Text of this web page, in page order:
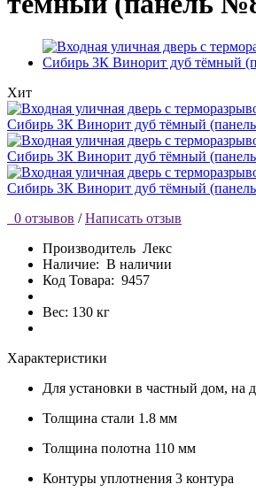
Хит
0 отзывов / Написать отзыв
Производитель Лекс
Наличие: В наличии
Код Товара: 9457
Вес: 130 кг
Характеристики
Для установки в частный дом, на
Толщина стали 1.8 мм
Толщина полотна 110 мм
Контуры уплотнения 3 контура